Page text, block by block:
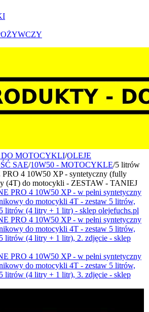
DO MOTOCYKLI/OLEJE
SAE/10W50 - MOTOCYKLE/5 litrów
4 10W50 XP - syntetyczny (fully
(4T) do motocykli - ZESTAW - TANIEJ